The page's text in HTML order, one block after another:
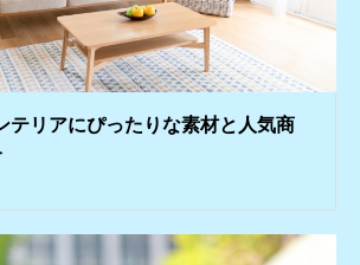
テリアにぴったりな素材と人気商